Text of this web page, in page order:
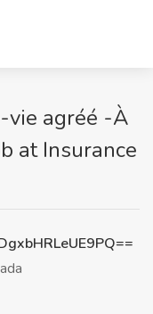
vie agréé -À
at Insurance